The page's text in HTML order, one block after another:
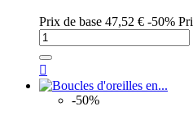
Prix de base 47,52 € -50%

-50%